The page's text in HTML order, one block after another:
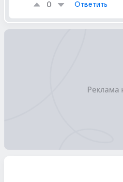
0 Ответить